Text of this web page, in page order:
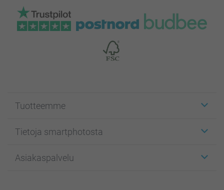
Tuotteemme
Kuvakortit
Kuvakirjat
Tietoja smartphotosta
Affiliate ohjelma
Asiakaspalvelu